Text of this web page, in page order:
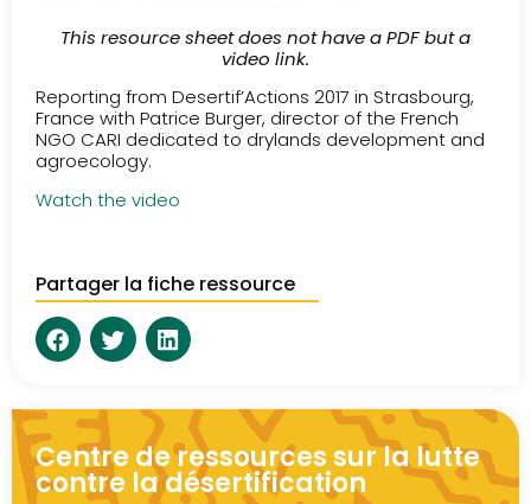
This resource sheet does not have a PDF but a
video link.
Reporting from Desertif’Actions 2017 in Strasbourg,
France with Patrice Burger, director of the French
NGO CARI dedicated to drylands development and
agroecology.
Watch the video
Partager la fiche ressource
Centre de ressources sur la lutte
contre la désertification